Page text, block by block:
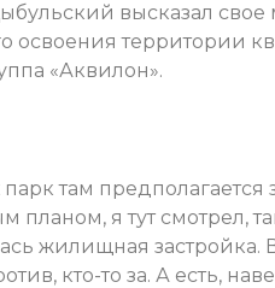
высказал свое
освоения территории
«Аквилон».
там предполагается
планом, я тут смотрел,
жилищная застройка.
кто-то за. А есть,